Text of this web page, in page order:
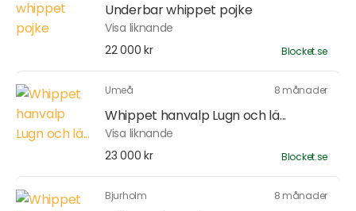
Underbar whippet pojke
Visa liknande
22 000 kr
Blocket.se
Umeå 8 månader
Whippet hanvalp Lugn och lä...
Visa liknande
23 000 kr
Blocket.se
Bjurholm 8 månader